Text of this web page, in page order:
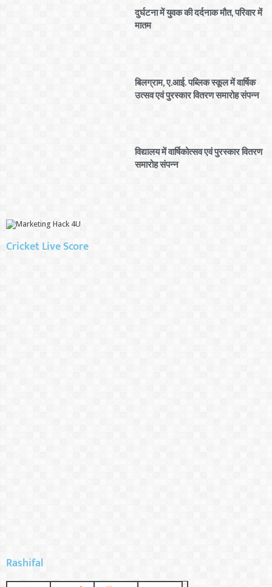
दुर्घटना में युवक की दर्दनाक मौत, परिवार में
मातम
बिलग्राम, ए.आई. पब्लिक स्कूल में वार्षिक
उत्सव एवं पुरस्कार वितरण समारोह संपन्न
विद्यालय में वार्षिकोत्सव एवं पुरस्कार वितरण
समारोह संपन्न
Cricket Live Score
Rashifal